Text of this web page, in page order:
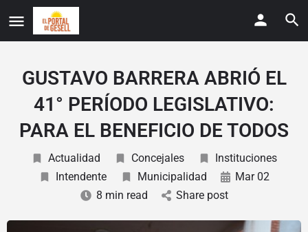
GUSTAVO BARRERA ABRIÓ EL
41° PERÍODO LEGISLATIVO:
PARA EL BENEFICIO DE TODOS
Actualidad Concejales
Instituciones
Intendente
Municipalidad
Mar 02
8 min read
Share post